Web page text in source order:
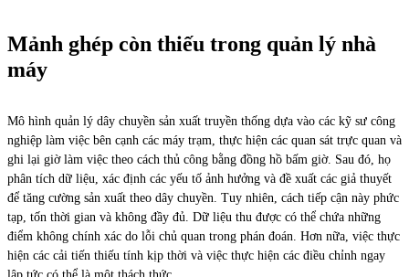
Mảnh ghép còn thiếu trong quản lý nhà
máy
Mô hình quản lý dây chuyền sản xuất truyền thống dựa vào các kỹ sư công
nghiệp làm việc bên cạnh các máy trạm, thực hiện các quan sát trực quan và
ghi lại giờ làm việc theo cách thủ công bằng đồng hồ bấm giờ. Sau đó, họ
phân tích dữ liệu, xác định các yếu tố ảnh hưởng và đề xuất các giả thuyết
để tăng cường sản xuất theo dây chuyền. Tuy nhiên, cách tiếp cận này phức
tạp, tốn thời gian và không đầy đủ. Dữ liệu thu được có thể chứa những
điểm không chính xác do lỗi chủ quan trong phán đoán. Hơn nữa, việc thực
hiện các cải tiến thiếu tính kịp thời và việc thực hiện các điều chỉnh ngay